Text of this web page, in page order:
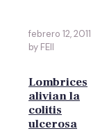
febrero 12, 2011
by FEII
Lombrices
alivian la
colitis
ulcerosa